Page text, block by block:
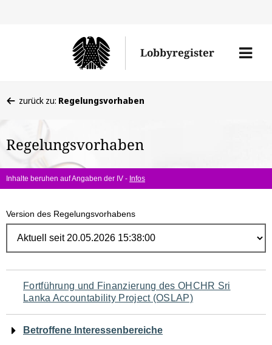
Lobbyregister
Menü
befinden
hier:
zurück zu: Regelungsvorhaben
Regelungsvorhaben
Inhalte beruhen auf Angaben der IV - Infos
Version des Regelungsvorhabens
Navigation
für
den
Fortführung und Finanzierung des OHCHR Sri
Lanka Accountability Project (OSLAP)
Betroffene Interessenbereiche